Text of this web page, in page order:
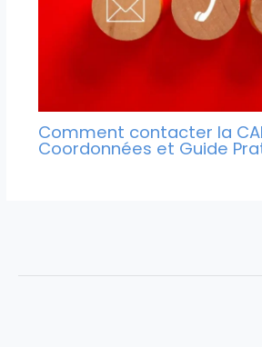
Comment contacter la
Coordonnées et Guide